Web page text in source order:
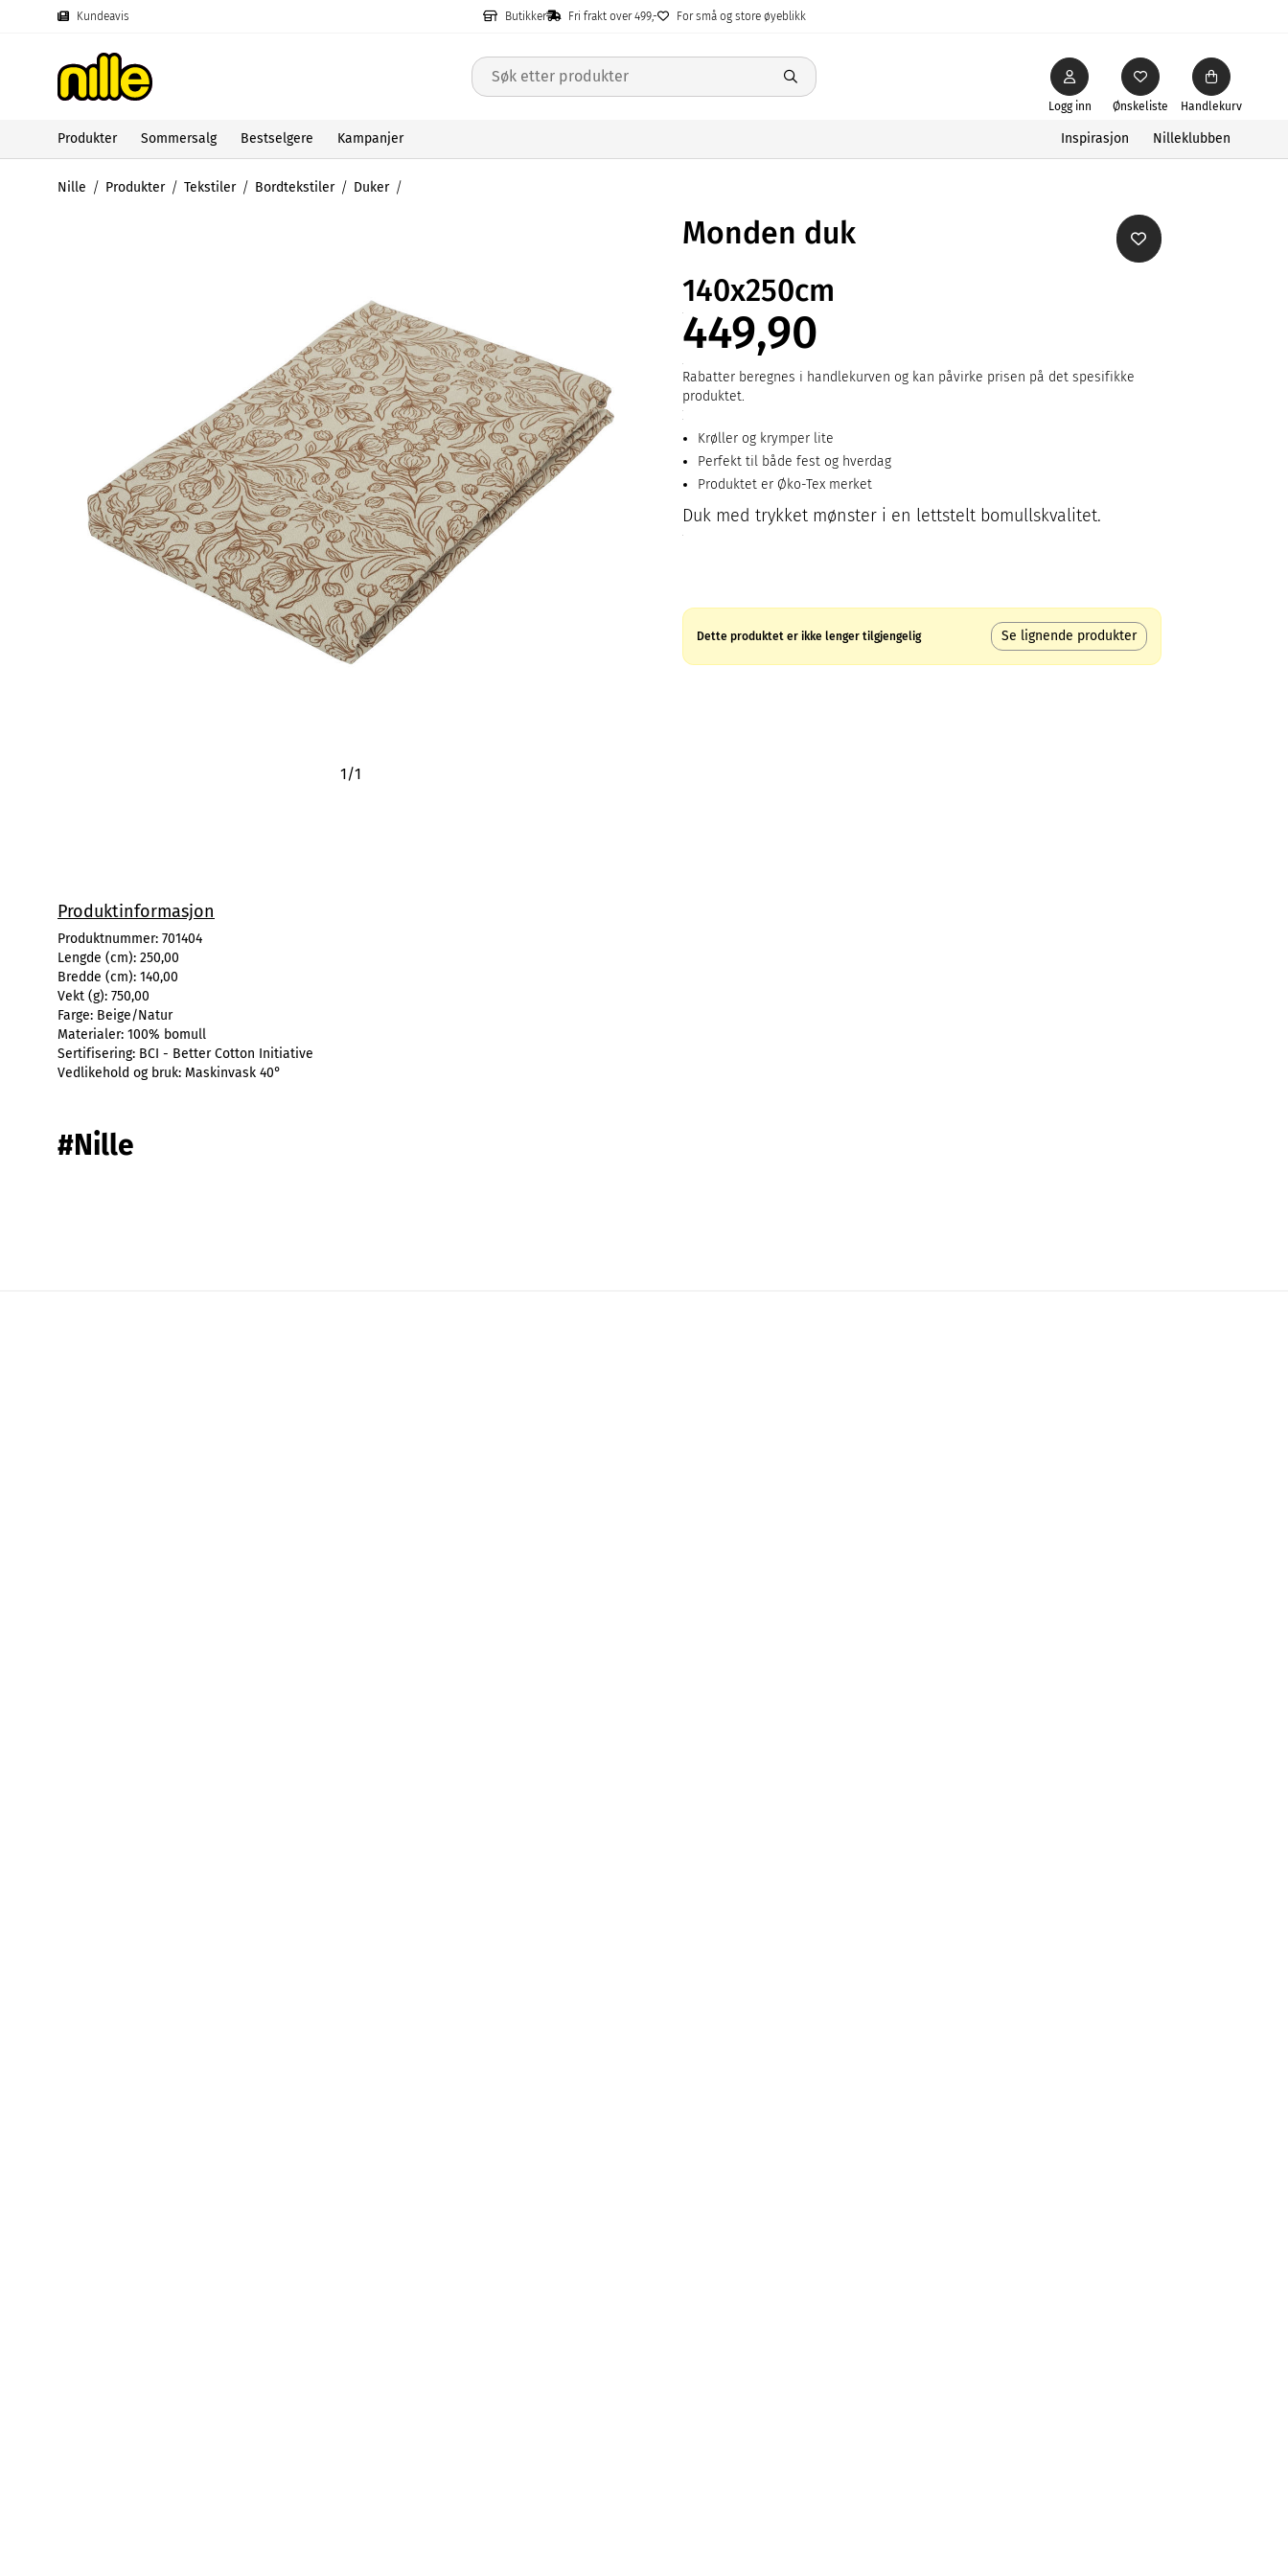
Kundeavis Butikker Fri frakt over 499,- For små og store øyeblikk
Ønskeliste
Logg inn Handlekurv
Produkter Sommersalg Bestselgere Kampanjer Inspirasjon Nilleklubben
Nille Produkter Tekstiler Bordtekstiler Duker
1/1
Monden duk
140x250cm
449,90
Rabatter beregnes i handlekurven og kan påvirke prisen på det spesifikke
produktet.
Krøller og krymper lite
Perfekt til både fest og hverdag
Produktet er Øko-Tex merket
Duk med trykket mønster i en lettstelt bomullskvalitet.
Dette produktet er ikke lenger tilgjengelig Se lignende produkter
Produktinformasjon
Produktnummer: 701404
Lengde (cm): 250,00
Bredde (cm): 140,00
Vekt (g): 750,00
Farge: Beige/Natur
Materialer: 100% bomull
Sertifisering: BCI - Better Cotton Initiative
Vedlikehold og bruk: Maskinvask 40°
#Nille